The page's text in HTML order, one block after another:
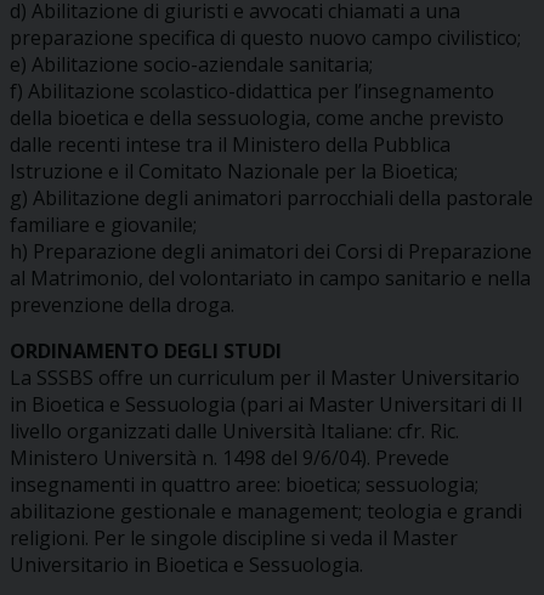
d) Abilitazione di giuristi e avvocati chiamati a una
preparazione specifica di questo nuovo campo civilistico;
e) Abilitazione socio-aziendale sanitaria;
f) Abilitazione scolastico-didattica per l’insegnamento
della bioetica e della sessuologia, come anche previsto
dalle recenti intese tra il Ministero della Pubblica
Istruzione e il Comitato Nazionale per la Bioetica;
g) Abilitazione degli animatori parrocchiali della pastorale
familiare e giovanile;
h) Preparazione degli animatori dei Corsi di Preparazione
al Matrimonio, del volontariato in campo sanitario e nella
prevenzione della droga.
ORDINAMENTO DEGLI STUDI
La SSSBS offre un curriculum per il Master Universitario
in Bioetica e Sessuologia (pari ai Master Universitari di II
livello organizzati dalle Università Italiane: cfr. Ric.
Ministero Università n. 1498 del 9/6/04). Prevede
insegnamenti in quattro aree: bioetica; sessuologia;
abilitazione gestionale e management; teologia e grandi
religioni. Per le singole discipline si veda il Master
Universitario in Bioetica e Sessuologia.